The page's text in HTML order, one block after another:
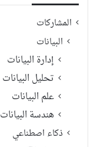
المشاركات
البيانات
إدارة البيانات
تحليل البيانات
علم البيانات
هندسة البيانات
ذكاء اصطناعي